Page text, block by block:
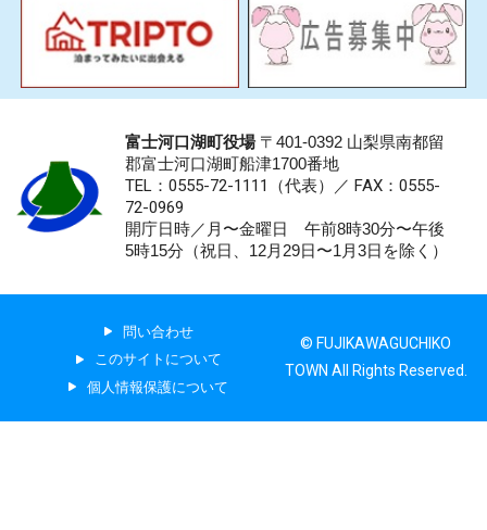
富士河口湖町役場〒401-0392 山梨県南都留
郡富士河口湖町船津1700番地
TEL：0555-72-1111 （代表）／ FAX：0555-
72-0969
開庁日時／月〜金曜日 午前8時30分〜午後
5時15分（祝日、12月29日〜1月3日を除く）
問い合わせ
このサイトについて
個人情報保護について
© FUJIKAWAGUCHIKO
TOWN All Rights Reserved.